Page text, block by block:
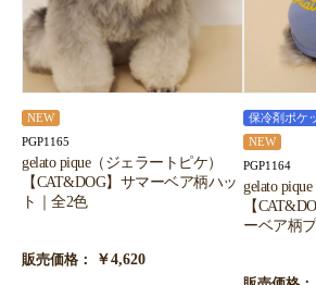
NEW
PGP1165
gelato pique（ジェラートピケ）
【CAT&DOG】サマーベア柄ハッ
ト｜全2色
販売価格： ￥4,620
保冷剤ポケ
NEW
PGP1164
gelato
【
ーベア柄